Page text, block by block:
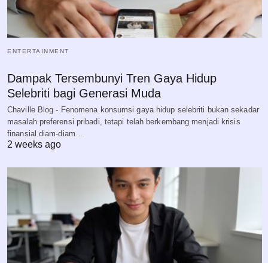
ENTERTAINMENT
Dampak Tersembunyi Tren Gaya Hidup
Selebriti bagi Generasi Muda
Chaville Blog - Fenomena konsumsi gaya hidup selebriti bukan sekadar
masalah preferensi pribadi, tetapi telah berkembang menjadi krisis
finansial diam-diam…
2 weeks ago